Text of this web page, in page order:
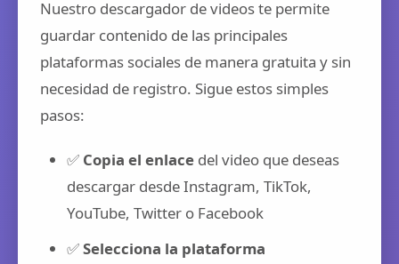
Nuestro descargador de videos te permite
guardar contenido de las principales
plataformas sociales de manera gratuita y sin
necesidad de registro. Sigue estos simples
pasos:
✅ Copia el enlace del video que deseas
descargar desde Instagram, TikTok,
YouTube, Twitter o Facebook
✅Selecciona la plataforma